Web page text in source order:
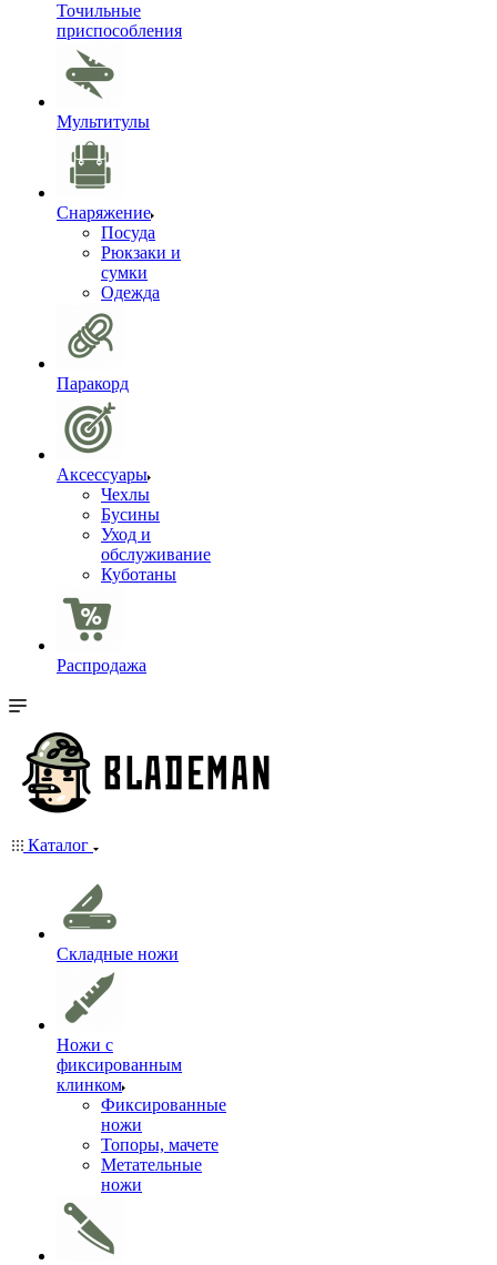
Точильные
приспособления
Мультитулы
Снаряжение
Посуда
Рюкзаки и
сумки
Одежда
Паракорд
Аксессуары
Чехлы
Бусины
Уход и
обслуживание
Куботаны
Распродажа
Каталог
Складные ножи
Ножи с
фиксированным
клинком
Фиксированные
ножи
Топоры, мачете
Метательные
ножи